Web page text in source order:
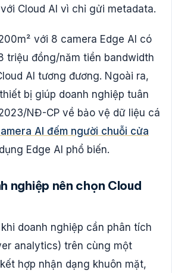
Cloud AI vì chỉ gửi metadata.
với 8 camera Edge AI có
triệu đồng/năm tiền bandwidth
AI tương đương. Ngoài ra,
bị giúp doanh nghiệp tuân
NĐ-CP về bảo vệ dữ liệu cá
AI đếm người chuỗi cửa
Edge AI phổ biến.
nghiệp nên chọn Cloud
doanh nghiệp cần phân tích
analytics) trên cùng một
hợp nhận dạng khuôn mặt,